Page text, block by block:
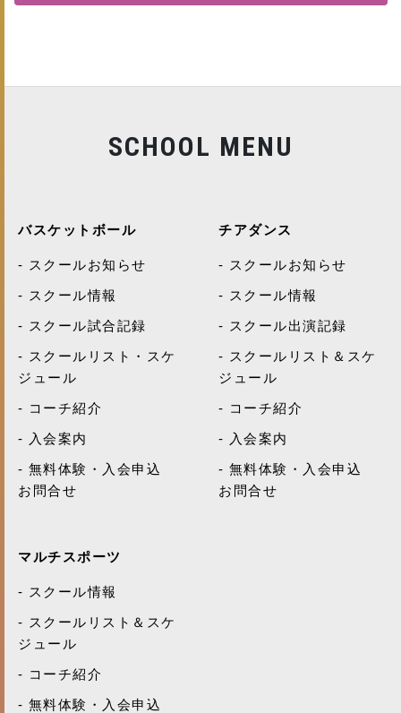
SCHOOL MENU
バスケットボール
スクールお知らせ
スクール情報
スクール試合記録
スクールリスト・スケ
ジュール
コーチ紹介
入会案内
無料体験・入会申込
お問合せ
チアダンス
スクールお知らせ
スクール情報
スクール出演記録
スクールリスト＆スケ
ジュール
コーチ紹介
入会案内
無料体験・入会申込
お問合せ
マルチスポーツ
スクール情報
スクールリスト＆スケ
ジュール
コーチ紹介
無料体験・入会申込